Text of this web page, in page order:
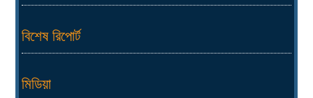
বিশেষ রিপোর্ট
মিডিয়া